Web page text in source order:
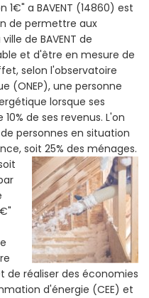
1€" a BAVENT (14860) est
de permettre aux
de BAVENT de
et d'être en mesure de
selon l'observatoire
(ONEP), une personne
lorsque ses
de ses revenus. L'on
personnes en situation
soit 25% des ménages.
de réaliser des économies
d'énergie (CEE) et